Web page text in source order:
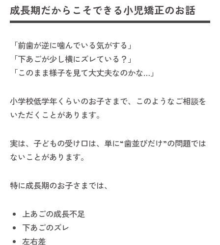
成長期だからこそできる小児矯正のお話
「前歯が逆に噛んでいる気がする」
「下あごが少し横にズレている？」
「このまま様子を見て大丈夫なのかな…」
小学校低学年くらいのお子さまで、このようなご相談を
いただくことがあります。
実は、子どもの受け口は、単に“歯並びだけ”の問題では
ないことがあります。
特に成長期のお子さまでは、
上あごの成長不足
下あごのズレ
左右差